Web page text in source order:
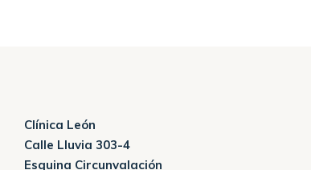
Clínica León
Calle Lluvia 303-4
Esquina Circunvalación